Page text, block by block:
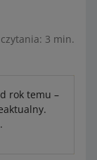
czytania: 3 min.
rok temu –